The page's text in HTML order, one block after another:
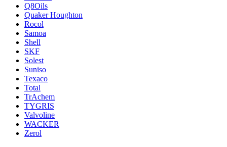
Q8Oils
Quaker Houghton
Rocol
Samoa
Shell
SKF
Solest
Suniso
Texaco
Total
TrAchem
TYGRIS
Valvoline
WACKER
Zerol